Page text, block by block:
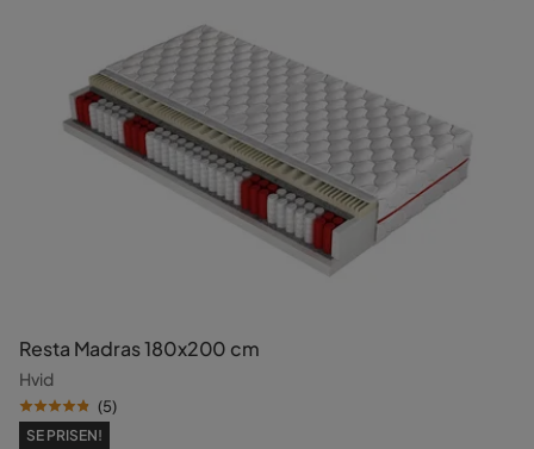
Resta Madras 180x200 cm
Hvid
(5)
SE PRISEN!